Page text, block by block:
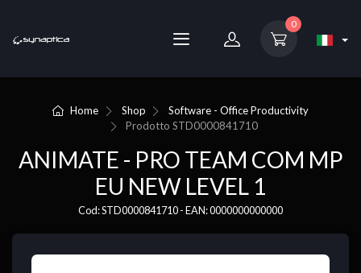
0
Home Shop
Software - Office Productivity
ProdottoSTD0000841710
ANIMATE - PRO TEAM COM MP
EU NEW LEVEL 1
Cod: STD0000841710 - EAN: 0000000000000